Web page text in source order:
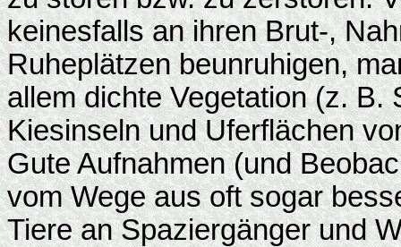
keinesfalls an ihren Brut-,
Ruheplätzen beunruhigen,
allem dichte Vegetation (z. B.
Kiesinseln und Uferflächen
Gute Aufnahmen (und
vom Wege aus oft sogar
Tiere an Spaziergänger und